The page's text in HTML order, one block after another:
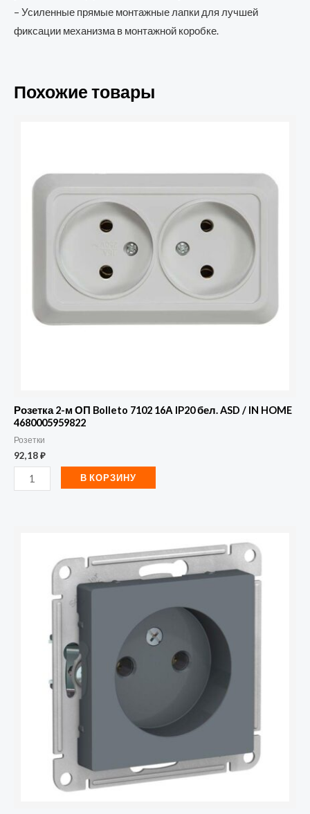
– Усиленные прямые монтажные лапки для лучшей
фиксации механизма в монтажной коробке.
Похожие товары
Розетка 2-м ОП Bolleto 7102 16А IP20 бел. ASD / IN HOME
4680005959822
Розетки
92,18₽
бел.
4680005959822
В КОРЗИНУ